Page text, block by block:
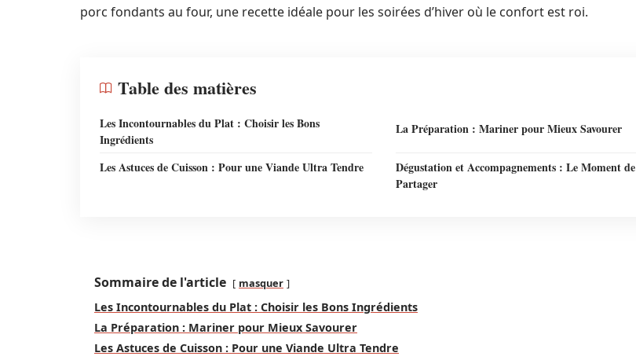
porc fondants au four, une recette idéale pour les soirées d’hiver où le confort est roi.
Table des matières
Les Incontournables du Plat : Choisir les Bons
Ingrédients
La Préparation : Mariner pour Mieux Savourer
Les Astuces de Cuisson : Pour une Viande Ultra Tendre
Dégustation et Accompagnements : Le Moment de
Partager
Sommaire de l'article masquer
Les Incontournables du Plat : Choisir les Bons Ingrédients
La Préparation : Mariner pour Mieux Savourer
Les Astuces de Cuisson : Pour une Viande Ultra Tendre